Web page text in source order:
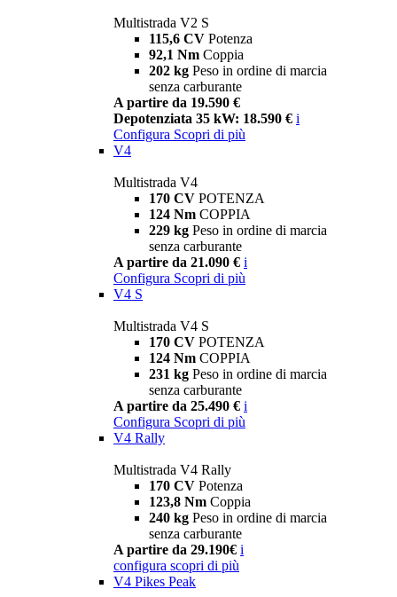
Multistrada V2 S
115,6 CV Potenza
92,1 Nm Coppia
202 kg Peso in ordine di marcia
senza carburante
A partire da 19.590 €
Depotenziata 35 kW: 18.590 € i
Configura Scopri di più
V4
Multistrada V4
170 CV POTENZA
124 Nm COPPIA
229 kg Peso in ordine di marcia
senza carburante
A partire da 21.090 € i
Configura Scopri di più
V4 S
Multistrada V4 S
170 CV POTENZA
124 Nm COPPIA
231 kg Peso in ordine di marcia
senza carburante
A partire da 25.490 € i
Configura Scopri di più
V4 Rally
Multistrada V4 Rally
170 CV Potenza
123,8 Nm Coppia
240 kg Peso in ordine di marcia
senza carburante
A partire da 29.190€ i
configura scopri di più
V4 Pikes Peak